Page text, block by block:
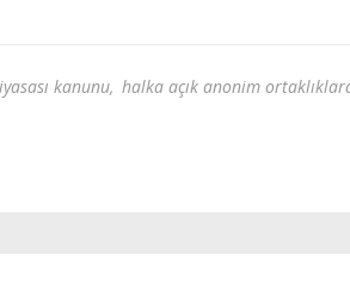
kanunu, halka açık anonim